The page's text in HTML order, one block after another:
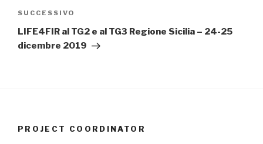
Articolo
successivo
SUCCESSIVO
LIFE4FIR al TG2 e al TG3 Regione Sicilia – 24-25
dicembre 2019
PROJECT COORDINATOR